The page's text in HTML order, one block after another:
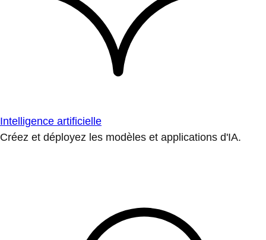
Intelligence artificielle
Créez et déployez les modèles et applications d'IA.